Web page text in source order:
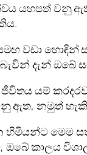
යහපත් වනු
වඩා හොඳින්
දැන්
ජීවිතය යම්
නමුත් හැකි
හිමියන්ට මෙම
කාලය